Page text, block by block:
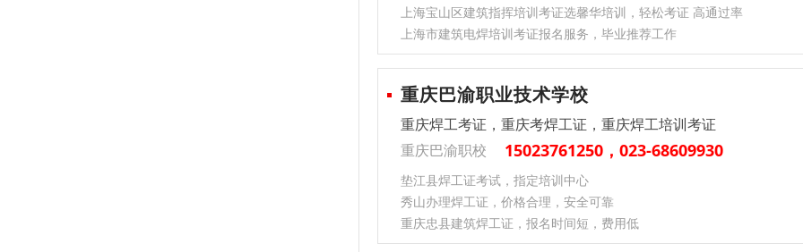
上海宝山区建筑指挥培训考证选馨华培训，轻松考证 高通过率
上海市建筑电焊培训考证报名服务，毕业推荐工作
重庆巴渝职业技术学校
重庆焊工考证，重庆考焊工证，重庆焊工培训考证
重庆巴渝职校
15023761250，023-68609930
垫江县焊工证考试，指定培训中心
秀山办理焊工证，价格合理，安全可靠
重庆忠县建筑焊工证，报名时间短，费用低